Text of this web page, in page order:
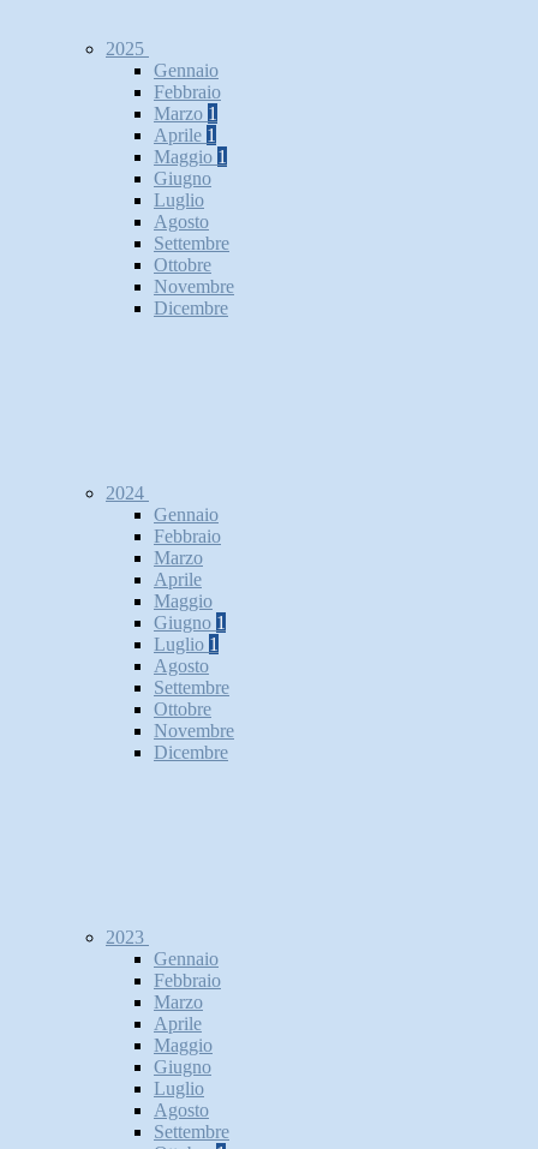
2025
Gennaio
Febbraio
Marzo 1
Aprile 1
Maggio 1
Giugno
Luglio
Agosto
Settembre
Ottobre
Novembre
Dicembre
2024
Gennaio
Febbraio
Marzo
Aprile
Maggio
Giugno 1
Luglio 1
Agosto
Settembre
Ottobre
Novembre
Dicembre
2023
Gennaio
Febbraio
Marzo
Aprile
Maggio
Giugno
Luglio
Agosto
Settembre